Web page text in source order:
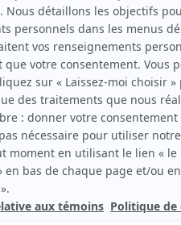
Musique